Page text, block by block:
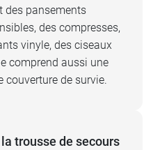
des pansements
des compresses,
vinyle, des ciseaux
comprend aussi une
couverture de survie.
trousse de secours